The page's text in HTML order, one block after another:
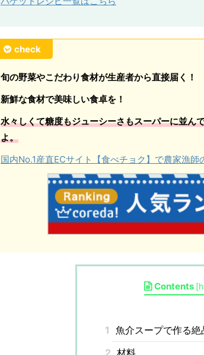
check
旬の野菜やこだわり食材が生産者から直接届く！
新鮮な食材で美味しい食卓を！
水々しくて糖度もジューシーさもスーパーに並ん
よ。
国内No.1産直ECサイト【食べチョク】で農家漁師
Contents [
1 魚介スープで作る絶